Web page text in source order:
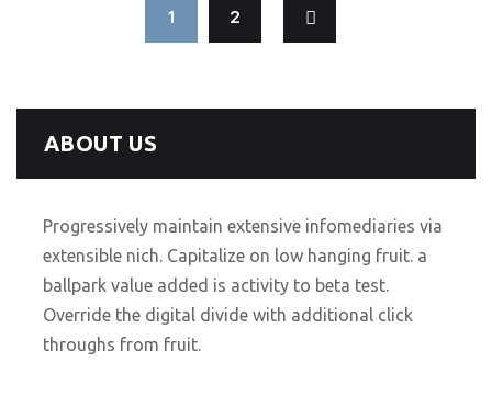
1 2
ABOUT US
Progressively maintain extensive infomediaries via
extensible nich. Capitalize on low hanging fruit. a
ballpark value added is activity to beta test.
Override the digital divide with additional click
throughs from fruit.